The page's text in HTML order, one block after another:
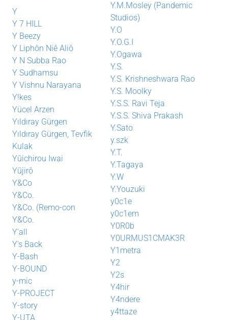
Y
Y 7 HILL
Y Beezy
Y Liphôn Niê Aliô
Y N Subba Rao
Y Sudhamsu
Y Vishnu Narayana
Y!kes
Yücel Arzen
Yıldıray Gürgen
Yıldıray Gürgen, Tevfik
Kulak
Yūichirou Iwai
Yūjirō
Y&Co
Y&Co.
Y&Co. (Remo-con
Y&Co.
Y'all
Y's Back
Y-Bash
Y-BOUND
y-mic
Y-PROJECT
Y-story
Y-UTA
Y.M.Mosley (Pandemic
Studios)
Y.O
Y.O.G.I
Y.Ogawa
Y.S.
Y.S. Krishneshwara Rao
Y.S. Moolky
Y.S.S. Ravi Teja
Y.S.S. Shiva Prakash
Y.Sato
y.szk
Y.T.
Y.Tagaya
Y.W
Y.Youzuki
y0c1e
y0c1em
Y0R0b
Y0URMUS1CMAK3R
Y1metra
Y2
Y2s
Y4hir
Y4ndere
y4ttaze